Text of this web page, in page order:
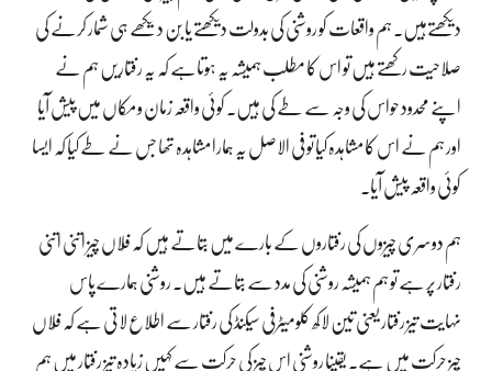
دیکھتےہیں۔ ہم واقعات کو روشنی کی بدولت دیکھتے یا بِن دیکھے ہی شمار کرنے کی
صلاحیت رکھتے ہیں تو اس کا مطلب ہمیشہ یہ ہوتاہے کہ یہ رفتاریں ہم نے
اپنے محدود حواس کی وجہ سے طے کی ہیں۔ کوئی واقعہ زمان و مکاں میں پیش آیا
اور ہم نے اس کا مشاہدہ کیا تو فی الاصل یہ ہمارا مشاہدہ تھا جس نے طے کیا کہ ایسا
کوئی واقعہ پیش آیا۔
ہم دوسری چیزوں کی رفتاروں کے بارے میں بتاتے ہیں کہ فُلاں چیز اتنی اتنی
رفتار پر ہے تو ہم ہمیشہ روشنی کی مدد سے بتاتے ہیں۔ روشنی ہمارے پاس
نہایت تیز رفتار یعنی تین لاکھ کلومیٹرفی سیکنڈ کی رفتار سے اطلاع لاتی ہے کہ فُلاں
چیز حرکت میں ہے۔ یقینا روشنی اس چیز کی حرکت سے کہیں زیادہ تیز رفتار میں ہم